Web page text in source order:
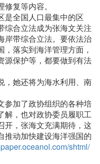
复等内容。
全国人口最集中的区
综合立法成为张海文关注
岸带综合立法。要依法治
落实到海洋管理方面，
源保护等，都要做到有法
她还将为海水利用、南
加了政协组织的各种培
解，也对政协委员履职工
开，张海文充满期待，这
推动加快建设海洋强国的
shtml/